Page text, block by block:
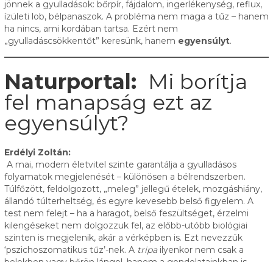
jönnek a gyulladások: bőrpír, fájdalom, ingerlékenység, reflux,
ízületi lob, bélpanaszok. A probléma nem maga a tűz – hanem
ha nincs, ami kordában tartsa. Ezért nem
„gyulladáscsökkentőt” keresünk, hanem egyensúlyt.
Naturportal: Mi borítja
fel manapság ezt az
egyensúlyt?
Erdélyi Zoltán:
A mai, modern életvitel szinte garantálja a gyulladásos
folyamatok megjelenését – különösen a bélrendszerben.
Túlfőzött, feldolgozott, „meleg” jellegű ételek, mozgáshiány,
állandó túlterheltség, és egyre kevesebb belső figyelem. A
test nem felejt – ha a haragot, belső feszültséget, érzelmi
kilengéseket nem dolgozzuk fel, az előbb-utóbb biológiai
szinten is megjelenik, akár a vérképben is. Ezt nevezzük
‘pszichoszomatikus tűz’-nek. A tripailyenkor nem csak a